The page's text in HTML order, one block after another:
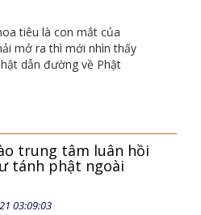
tiêu là con mắt của
mở ra thì mới nhìn thấy
dẫn đường về Phật
trung tâm luân hồi
tánh phật ngoài
03:09:03